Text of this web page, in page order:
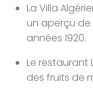
La Villa
un aperçu
années 1920.
Le restaurant
des fruits de